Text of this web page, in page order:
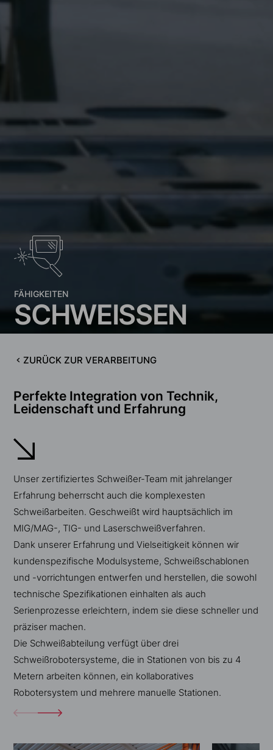
FÄHIGKEITEN
SCHWEISSEN
ZURÜCK ZUR VERARBEITUNG
Perfekte Integration von Technik,
Leidenschaft und Erfahrung
Unser zertifiziertes Schweißer-Team mit jahrelanger
Erfahrung beherrscht auch die komplexesten
Schweißarbeiten. Geschweißt wird hauptsächlich im
MIG/MAG-, TIG- und Laserschweißverfahren.
Dank unserer Erfahrung und Vielseitigkeit können wir
kundenspezifische Modulsysteme, Schweißschablonen
und -vorrichtungen entwerfen und herstellen, die sowohl
technische Spezifikationen einhalten als auch
Serienprozesse erleichtern, indem sie diese schneller und
präziser machen.
Die Schweißabteilung verfügt über drei
Schweißrobotersysteme, die in Stationen von bis zu 4
Metern arbeiten können, ein kollaboratives
Robotersystem und mehrere manuelle Stationen.